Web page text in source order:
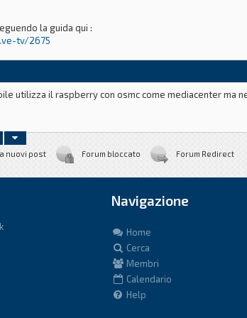
la guida qui :
tv/2675
utilizza il raspberry con osmc come mediacenter
nuovi post Forum bloccato Forum Redirect
Navigazione
Home
Cerca
Membri
Calendario
Help